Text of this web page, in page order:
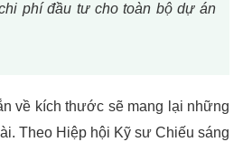
phí đầu tư cho toàn bộ dự án
về kích thước sẽ mang lại những
Theo Hiệp hội Kỹ sư Chiếu sáng